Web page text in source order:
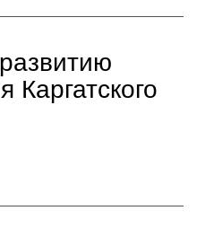
Каргатского